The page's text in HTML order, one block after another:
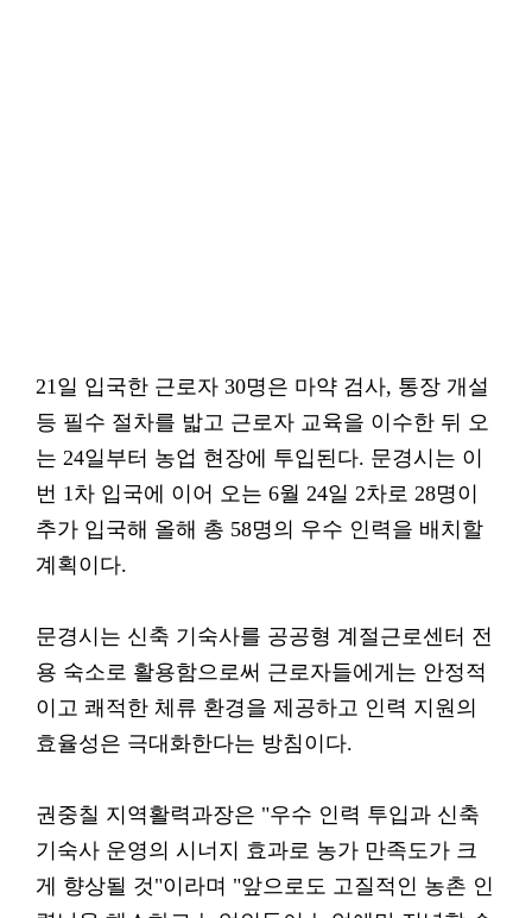
21일 입국한 근로자 30명은 마약 검사, 통장 개설
등 필수 절차를 밟고 근로자 교육을 이수한 뒤 오
는 24일부터 농업 현장에 투입된다. 문경시는 이
번 1차 입국에 이어 오는 6월 24일 2차로 28명이
추가 입국해 올해 총 58명의 우수 인력을 배치할
계획이다.
문경시는 신축 기숙사를 공공형 계절근로센터 전
용 숙소로 활용함으로써 근로자들에게는 안정적
이고 쾌적한 체류 환경을 제공하고 인력 지원의
효율성은 극대화한다는 방침이다.
권중칠 지역활력과장은 "우수 인력 투입과 신축
기숙사 운영의 시너지 효과로 농가 만족도가 크
게 향상될 것"이라며 "앞으로도 고질적인 농촌 인